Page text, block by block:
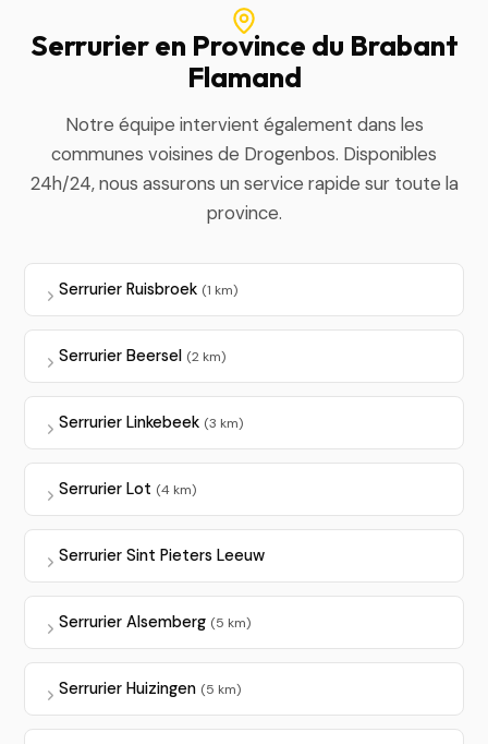
Serrurier en Province du Brabant
Flamand
Notre équipe intervient également dans les
communes voisines de Drogenbos. Disponibles
24h/24, nous assurons un service rapide sur toute la
province.
Serrurier Ruisbroek (1 km)
Serrurier Beersel (2 km)
Serrurier Linkebeek (3 km)
Serrurier Lot (4 km)
Serrurier Sint Pieters Leeuw
Serrurier Alsemberg (5 km)
Serrurier Huizingen (5 km)